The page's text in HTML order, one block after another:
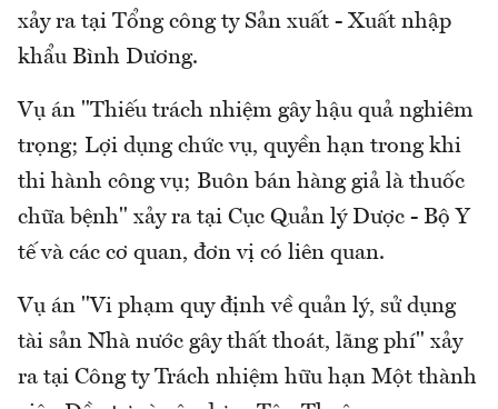
xảy ra tại Tổng công ty Sản xuất - Xuất nhập
khẩu Bình Dương.
Vụ án "Thiếu trách nhiệm gây hậu quả nghiêm
trọng; Lợi dụng chức vụ, quyền hạn trong khi
thi hành công vụ; Buôn bán hàng giả là thuốc
chữa bệnh" xảy ra tại Cục Quản lý Dược - Bộ Y
tế và các cơ quan, đơn vị có liên quan.
Vụ án "Vi phạm quy định về quản lý, sử dụng
tài sản Nhà nước gây thất thoát, lãng phí" xảy
ra tại Công ty Trách nhiệm hữu hạn Một thành